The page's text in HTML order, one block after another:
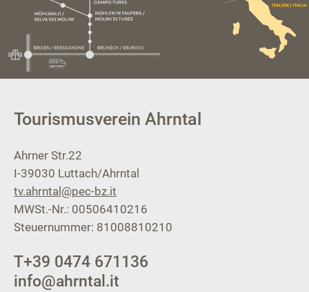
Tourismusverein Ahrntal
Ahrner Str.22
I-39030 Luttach/Ahrntal
tv.ahrntal@pec-bz.it
MWSt.-Nr.: 00506410216
Steuernummer: 81008810210
T+39 0474 671136
info@ahrntal.it